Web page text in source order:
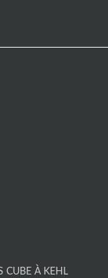
CUBE À KEHL